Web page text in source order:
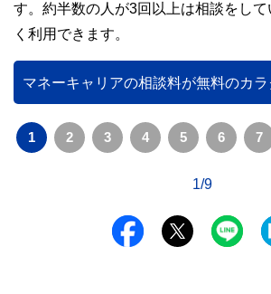
す。約半数の人が3回以上は相談をし
く利用できます。
マネーキャリアの相談料が無料のカラ
1 2 3 4 5 6 7
1/9